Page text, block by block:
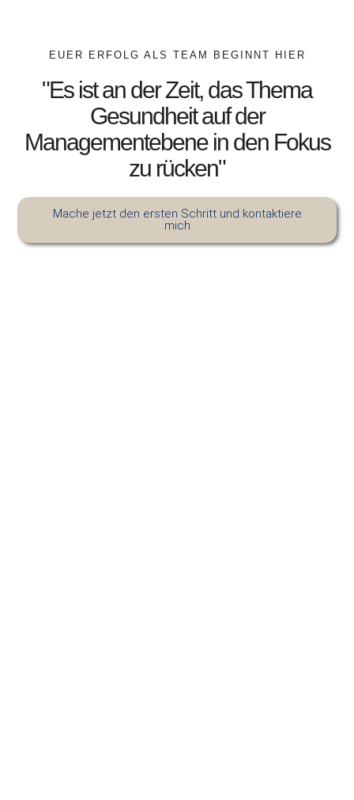
EUER ERFOLG ALS TEAM BEGINNT HIER
"Es ist an der Zeit, das Thema
Gesundheit auf der
Managementebene in den Fokus
zu rücken"
Mache jetzt den ersten Schritt und kontaktiere
mich